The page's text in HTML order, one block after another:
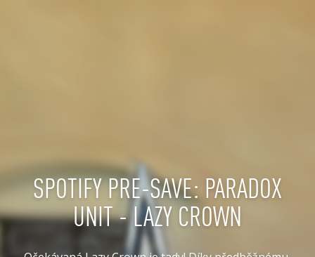
SPOTIFY PRE-SAVE: PARADOX
UNIT - LAZY CROWN